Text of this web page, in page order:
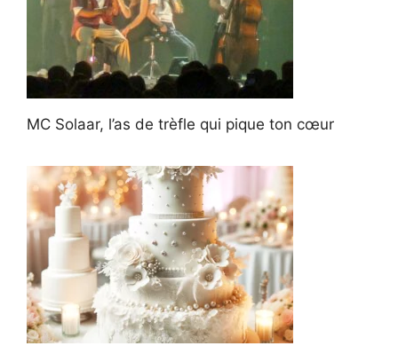
MC Solaar, l’as de trèfle qui pique ton cœur